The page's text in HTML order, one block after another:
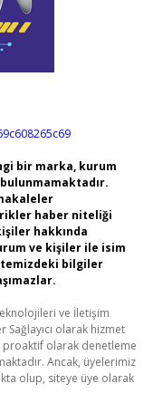
bir marka, kurum
haber niteliği
hakkında
ve kişiler ile isim
bilgiler
ve İletişim
Sağlayıcı olarak hizmet
olarak denetleme
Ancak, üyelerimiz
olup, siteye üye olarak